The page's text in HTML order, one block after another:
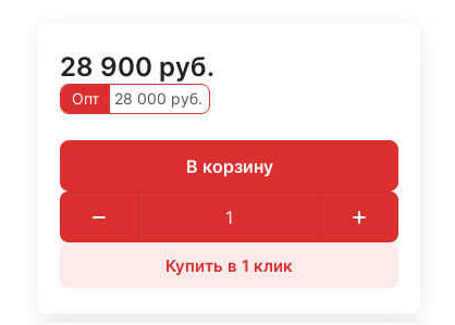
28 900 руб.
Опт 28 000 руб.
В корзину
Купить в 1 клик